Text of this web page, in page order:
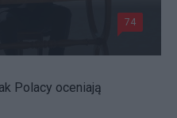
74
Polacy oceniają